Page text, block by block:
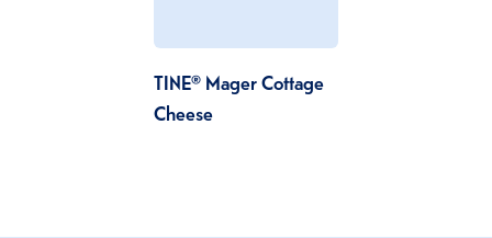
TINE® Mager Cottage
Cheese